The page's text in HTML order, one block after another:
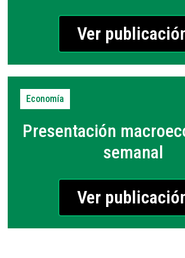
Ver
Economía
Presentación
semanal
Ver